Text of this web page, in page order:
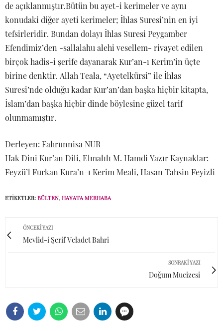
de açıklanmıştır.Bütün bu ayet-i kerimeler ve aynı
konudaki diğer ayeti kerimeler; İhlas Suresi’nin en iyi
tefsirleridir. Bundan dolayı İhlas Suresi Peygamber
Efendimiz’den -sallalahu alehi vesellem- rivayet edilen
birçok hadis-i şerife dayanarak Kur’an-ı Kerim’in üçte
birine denktir. Allah Teala, “Ayetelkürsi” ile İhlas
Suresi’nde olduğu kadar Kur’an’dan başka hiçbir kitapta,
İslam’dan başka hiçbir dinde böylesine güzel tarif
olunmamıştır.
Derleyen: Fahrunnisa NUR
Hak Dini Kur’an Dili, Elmalılı M. Hamdi Yazır Kaynaklar:
Feyzü’l Furkan Kura’n-ı Kerim Meali, Hasan Tahsin Feyizli
ETIKETLER: BÜLTEN, HAYATA MERHABA
ÖNCEKI YAZI
Mevlid-i Şerif Veladet Bahri
SONRAKI YAZI
Doğum Mucizesi